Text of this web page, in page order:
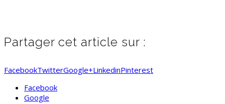
Partager cet article sur :
FacebookTwitterGoogle+LinkedinPinterest
Facebook
Google